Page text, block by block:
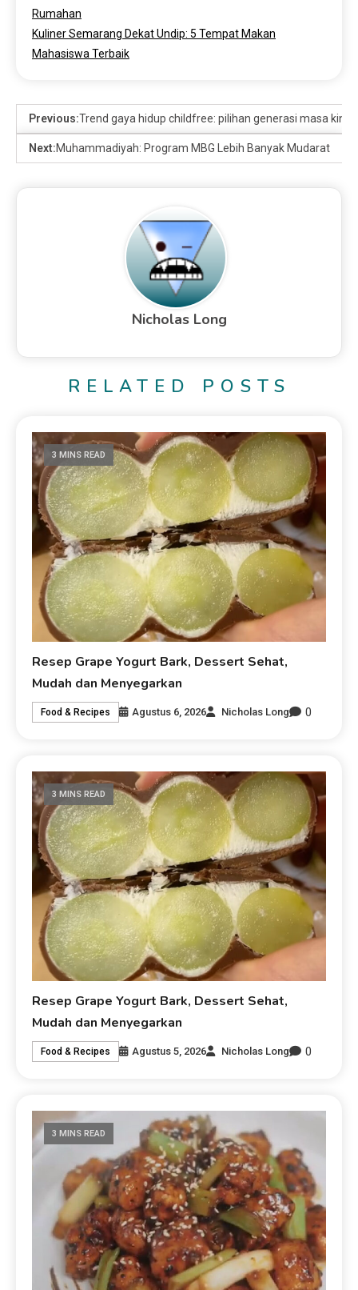
Rumahan
Kuliner Semarang Dekat Undip: 5 Tempat Makan
Mahasiswa Terbaik
Previous:Trend gaya hidup childfree: pilihan generasi masa kini
Next:Muhammadiyah: Program MBG Lebih Banyak Mudarat
Nicholas Long
RELATED POSTS
3 MINS READ
Resep Grape Yogurt Bark, Dessert Sehat,
Mudah dan Menyegarkan
Food & Recipes Agustus 6, 2026 Nicholas Long 0
3 MINS READ
Resep Grape Yogurt Bark, Dessert Sehat,
Mudah dan Menyegarkan
Food & Recipes Agustus 5, 2026 Nicholas Long 0
3 MINS READ